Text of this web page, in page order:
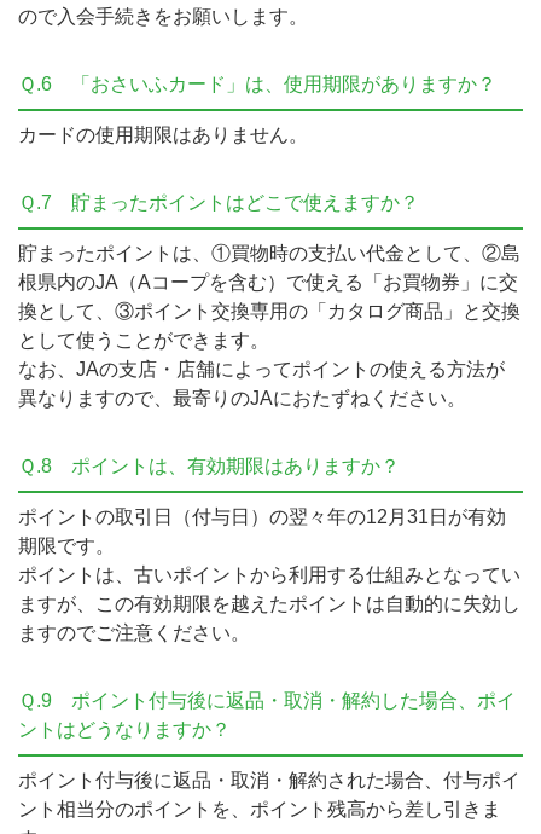
ので入会手続きをお願いします。
Ｑ.6 「おさいふカード」は、使用期限がありますか？
カードの使用期限はありません。
Ｑ.7 貯まったポイントはどこで使えますか？
貯まったポイントは、①買物時の支払い代金として、②島
根県内のJA（Aコープを含む）で使える「お買物券」に交
換として、③ポイント交換専用の「カタログ商品」と交換
として使うことができます。
なお、JAの支店・店舗によってポイントの使える方法が
異なりますので、最寄りのJAにおたずねください。
Ｑ.8 ポイントは、有効期限はありますか？
ポイントの取引日（付与日）の翌々年の12月31日が有効
期限です。
ポイントは、古いポイントから利用する仕組みとなってい
ますが、この有効期限を越えたポイントは自動的に失効し
ますのでご注意ください。
Ｑ.9
ポイント付与後に返品・取消・解約した場合、ポイ
ントはどうなりますか？
ポイント付与後に返品・取消・解約された場合、付与ポイ
ント相当分のポイントを、ポイント残高から差し引きま